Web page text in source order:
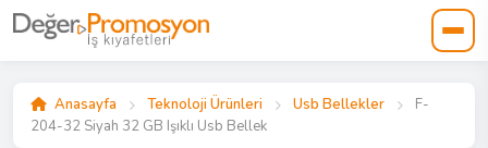
Anasayfa Teknoloji Ürünleri Usb Bellekler
F-
204-32 Siyah 32 GB Işıklı Usb Bellek